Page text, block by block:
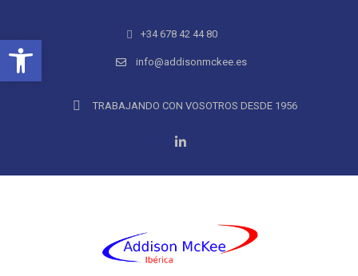
Abrir barra de herramientas+34 678 42 44 80
info@addisonmckee.es
TRABAJANDO CON VOSOTROS DESDE 1956